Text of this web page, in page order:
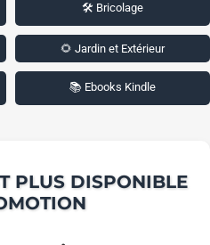
🛠️ Bricolage
🌻 Jardin et Extérieur
📚 Ebooks Kindle
PLUS DISPONIBLE